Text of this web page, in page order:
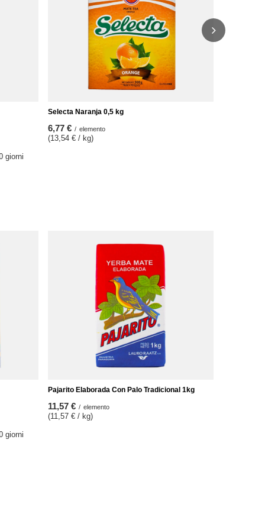
giorni
Selecta Naranja 0,5 kg
6,77 € / elemento
(13,54 € / kg)
Prezzo
giorni
Pajarito Elaborada Con Palo Tradicional 1kg
11,57 € / elemento
(11,57 € / kg)